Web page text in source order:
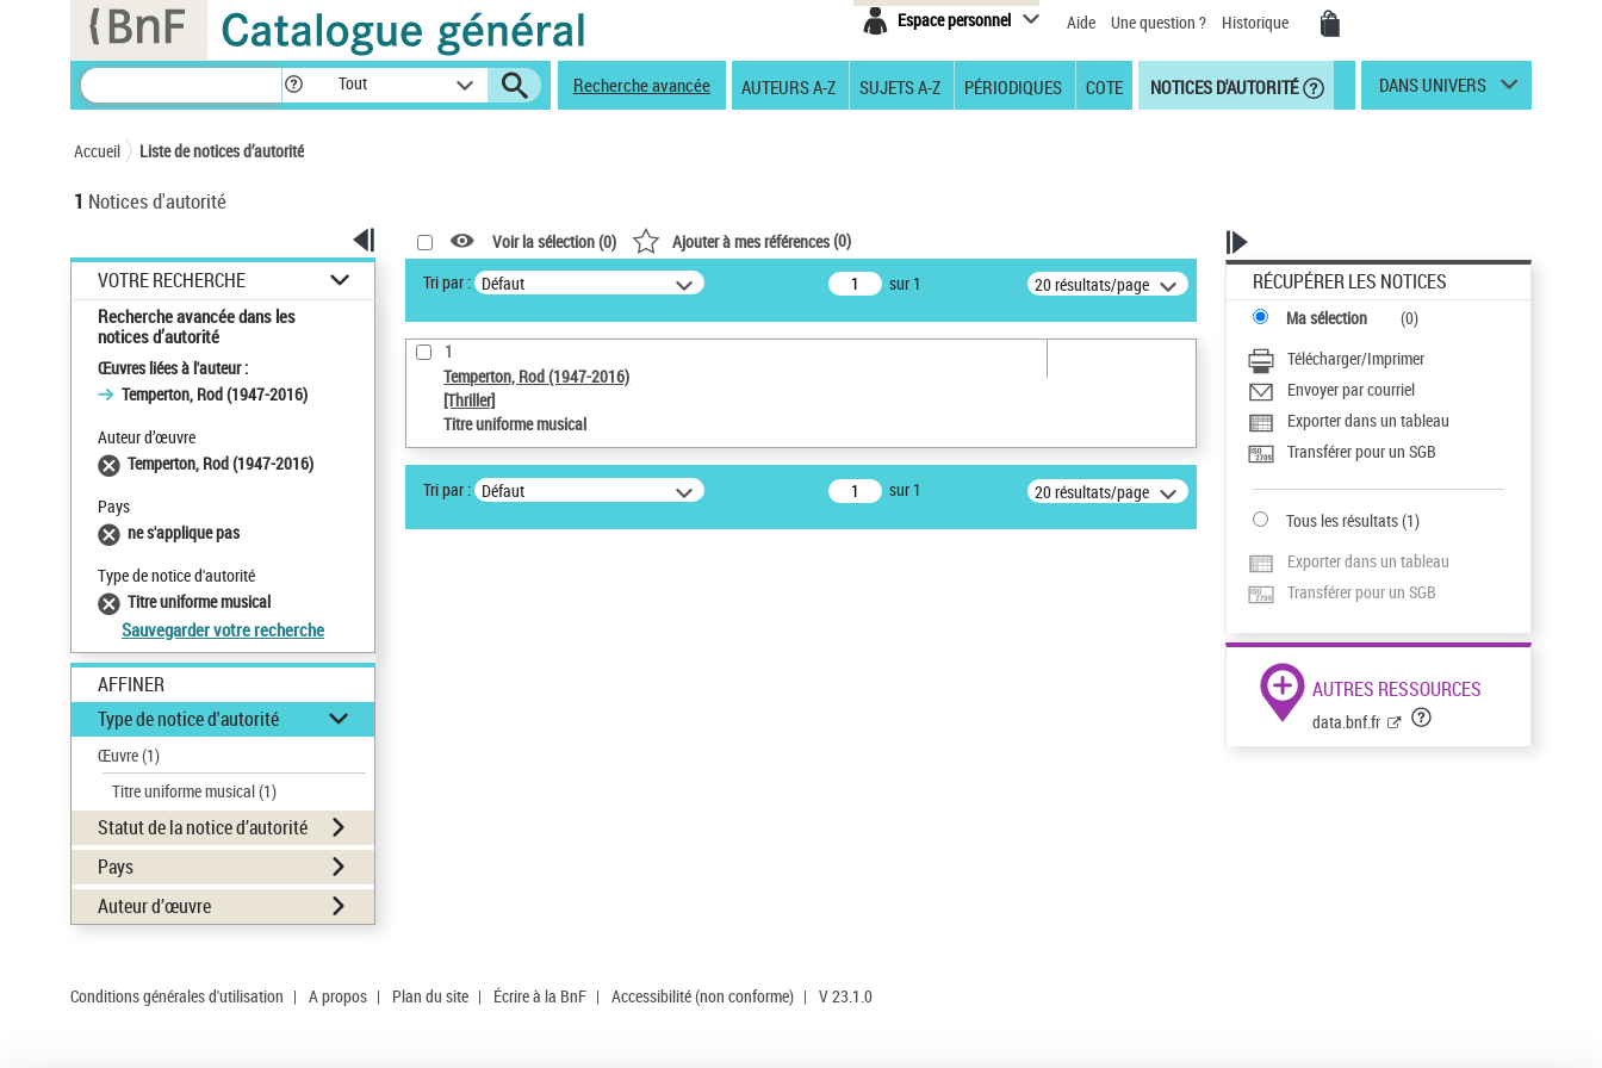
Espace personnel Aide Une question ? Historique
Tout Recherche avancée AUTEURS A-Z SUJETS A-Z PÉRIODIQUES COTE NOTICES D'AUTORITÉ DANS UNIVERS
Accueil Liste de notices d’autorité
1 Notices d'autorité
VOTRE RECHERCHE
Recherche avancée dans les
notices d’autorité
Œuvres liées à l'auteur :
Temperton, Rod (1947-2016)
Auteur d’œuvre
Temperton, Rod (1947-2016)
Pays
ne s'applique pas
Type de notice d'autorité
Titre uniforme musical
Sauvegarder votre recherche
AFFINER
Type de notice d'autorité
Œuvre(1)
Titre uniforme musical(1)
Statut de la notice d’autorité
Pays
Auteur d’œuvre
Voir la sélection (0) Ajouter à mes références(0)
Tri par : Défaut sur 1 20 résultats/page
1
Temperton, Rod (1947-2016)
[Thriller]
Titre uniforme musical
Tri par : Défaut sur 1 20 résultats/page
RÉCUPÉRER LES NOTICES
Ma sélection (0)
Télécharger/Imprimer
Envoyer par courriel
Exporter dans un tableau
Transférer pour un SGB
Tous les résultats(1)
Exporter dans un tableau
Transférer pour un SGB
AUTRES RESSOURCES
data.bnf.fr
Conditions générales d'utilisation | A propos | Plan du site | Écrire à la BnF | Accessibilité (non conforme) | V 23.1.0
Panneau de gestion des cookies